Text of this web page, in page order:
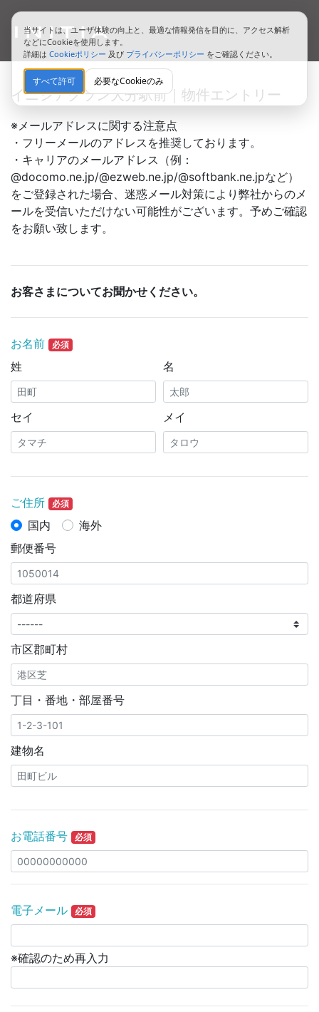
イニシアグラン大分駅前｜物件エントリー
※メールアドレスに関する注意点
・フリーメールのアドレスを推奨しております。
・キャリアのメールアドレス（例：
@docomo.ne.jp/@ezweb.ne.jp/@softbank.ne.jpなど）
をご登録された場合、迷惑メール対策により弊社からのメ
ールを受信いただけない可能性がございます。予めご確認
をお願い致します。
お客さまについてお聞かせください。
お名前 必須
姓 名
セイ メイ
ご住所 必須
国内
海外
郵便番号
都道府県
市区郡町村
丁目・番地・部屋番号
建物名
お電話番号 必須
電子メール 必須
※確認のため再入力
当サイトは、ユーザ体験の向上と、最適な情報発信を目的に、アクセス解析
などにCookieを使用します。
詳細は Cookieポリシー 及び プライバシーポリシー をご確認ください。
すべて許可 必要なCookieのみ